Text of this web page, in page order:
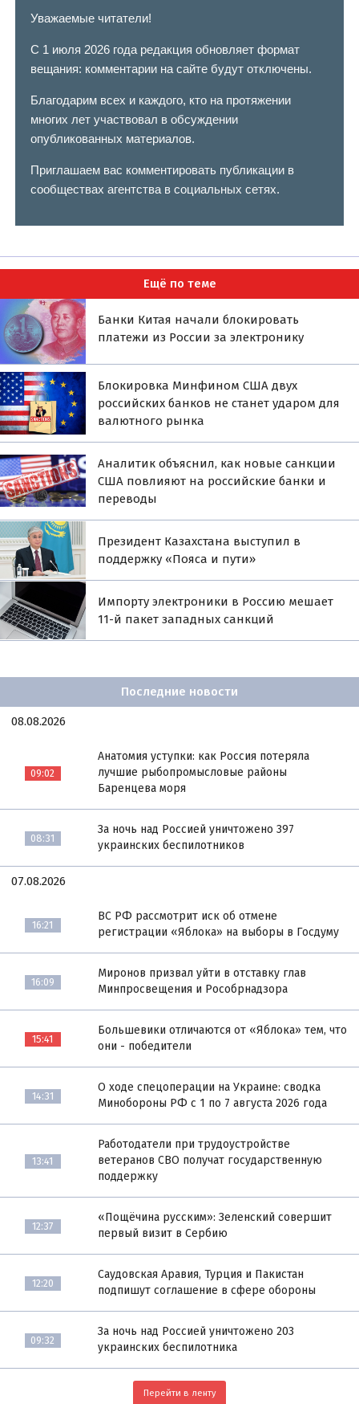
Уважаемые читатели!
С 1 июля 2026 года редакция обновляет формат
вещания: комментарии на сайте будут отключены.
Благодарим всех и каждого, кто на протяжении
многих лет участвовал в обсуждении
опубликованных материалов.
Приглашаем вас комментировать публикации в
сообществах агентства в социальных сетях.
Ещё по теме
Банки Китая начали блокировать
платежи из России за электронику
Блокировка Минфином США двух
российских банков не станет ударом для
валютного рынка
Аналитик объяснил, как новые санкции
США повлияют на российские банки и
переводы
Президент Казахстана выступил в
поддержку «Пояса и пути»
Импорту электроники в Россию мешает
11-й пакет западных санкций
Последние новости
08.08.2026
09:02
Анатомия уступки: как Россия потеряла
лучшие рыбопромысловые районы
Баренцева моря
08:31
За ночь над Россией уничтожено 397
украинских беспилотников
07.08.2026
16:21
ВС РФ рассмотрит иск об отмене
регистрации «Яблока» на выборы в Госдуму
16:09
Миронов призвал уйти в отставку глав
Минпросвещения и Рособрнадзора
15:41
Большевики отличаются от «Яблока» тем, что
они - победители
14:31
О ходе спецоперации на Украине: сводка
Минобороны РФ с 1 по 7 августа 2026 года
13:41
Работодатели при трудоустройстве
ветеранов СВО получат государственную
поддержку
12:37
«Пощёчина русским»: Зеленский совершит
первый визит в Сербию
12:20
Саудовская Аравия, Турция и Пакистан
подпишут соглашение в сфере обороны
09:32
За ночь над Россией уничтожено 203
украинских беспилотника
Перейти в ленту